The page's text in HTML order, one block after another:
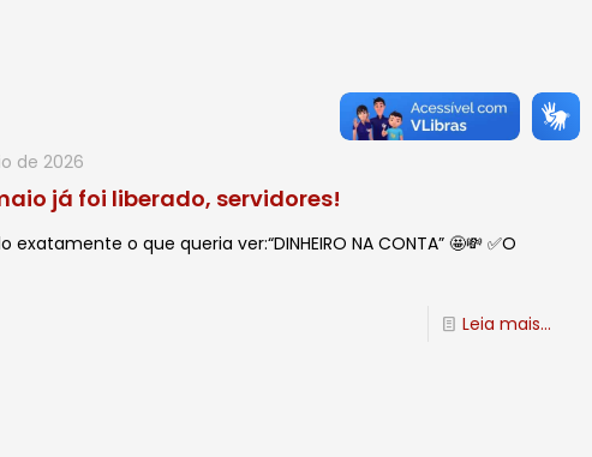
de 2026
já foi liberado, servidores!
o que queria ver:“DINHEIRO NA CONTA” 🤩💸 ✅O
Leia mais...